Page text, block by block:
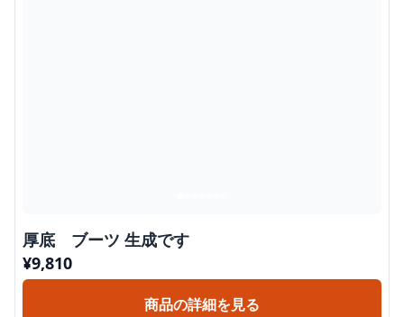
厚底 ブーツ 生成です
¥9,810
商品の詳細を見る